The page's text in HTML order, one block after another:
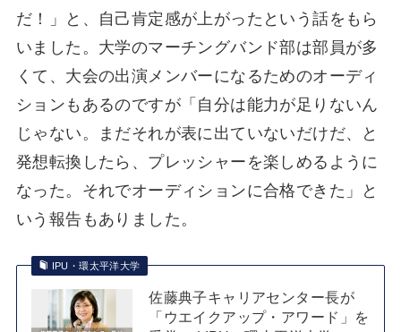
だ！」と、自己肯定感が上がったという話をもら
いました。大学のマーチングバンド部は部員が多
くて、大会の出演メンバーになるためのオーディ
ションもあるのですが「自分は能力が足りないん
じゃない。まだそれが表に出ていないだけだ、と
発想転換したら、プレッシャーを楽しめるように
なった。それでオーディションに合格できた」と
いう報告もありました。
IPU・環太平洋大学
佐藤典子キャリアセンター長が
「ウエイクアップ・アワード」を